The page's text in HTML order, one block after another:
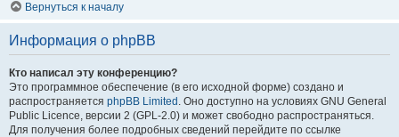
Вернуться к началу
Информация о phpBB
Кто написал эту конференцию?
Это программное обеспечение (в его исходной форме) создано и
распространяется phpBB Limited . Оно доступно на условиях GNU General
Public Licence, версии 2 (GPL-2.0) и может свободно распространяться.
Для получения более подробных сведений перейдите по ссылке